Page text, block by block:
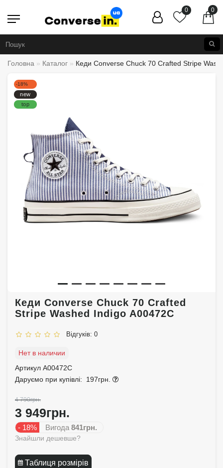
0
0
Головна Каталог Кеди Converse Chuck 70 Crafted Stripe
-18%
new
top
Кеди Converse Chuck 70 Crafted
Stripe Washed Indigo A00472C
Відгуків: 0
Нет в наличии
Артикул A00472C
Даруємо при купівлі: 197грн.
4 790грн.
3 949грн.
- 18% Вигода 841грн.
Знайшли дешевше?
Таблиця розмірів